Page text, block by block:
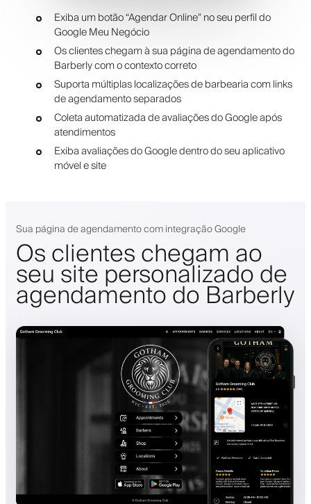
Exiba um botão “Agendar Online” no seu perfil do
Google Meu Negócio
Os clientes chegam à sua página de agendamento do
Barberly com o contexto correto
Suporta múltiplas localizações de barbearia com links
de agendamento separados
Coleta automatizada de avaliações do Google após
atendimentos
Exiba avaliações do Google dentro do seu aplicativo
móvel e site
Sua página de agendamento com integração Google
Os clientes chegam ao
seu site personalizado de
agendamento do Barberly